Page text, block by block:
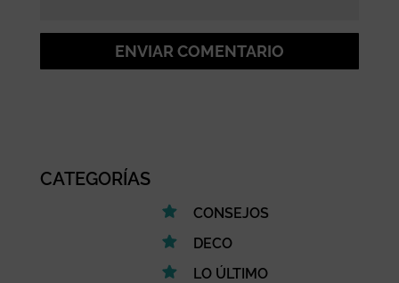
ENVIAR COMENTARIO
CATEGORÍAS
CONSEJOS
DECO
LO ÚLTIMO